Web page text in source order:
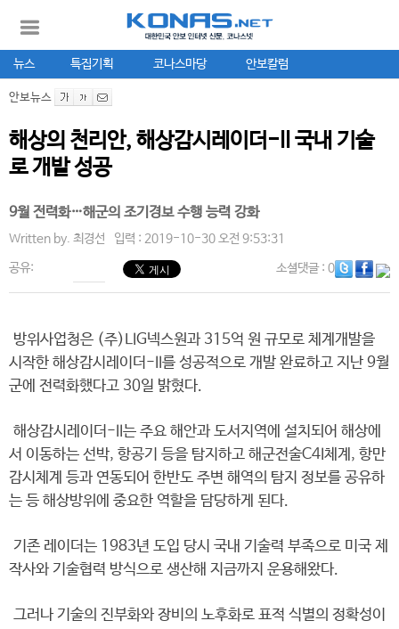
뉴스 특집기획 코나스마당 안보칼럼
안보뉴스
해상의 천리안, 해상감시레이더-II 국내 기술
로 개발 성공
9월 전력화…해군의 조기경보 수행 능력 강화
Written by. 최경선 입력 : 2019-10-30 오전 9:53:31
공유: 소셜댓글: 0
방위사업청은 (주)LIG넥스원과 315억 원 규모로 체계개발을
시작한 해상감시레이더-II를 성공적으로 개발 완료하고 지난 9월
군에 전력화했다고 30일 밝혔다.
해상감시레이더-II는 주요 해안과 도서지역에 설치되어 해상에
서 이동하는 선박, 항공기 등을 탐지하고 해군전술C4I체계, 항만
감시체계 등과 연동되어 한반도 주변 해역의 탐지 정보를 공유하
는 등 해상방위에 중요한 역할을 담당하게 된다.
기존 레이더는 1983년 도입 당시 국내 기술력 부족으로 미국 제
작사와 기술협력 방식으로 생산해 지금까지 운용해왔다.
그러나 기술의 진부화와 장비의 노후화로 표적 식별의 정확성이